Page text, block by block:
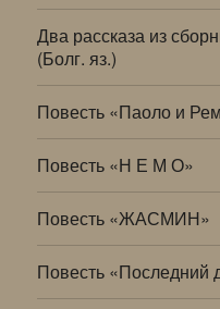
Два рассказа из
(Болг. яз.)
Повесть «Паоло и
Повесть «Н Е М О»
Повесть «ЖАСМИН»
Повесть «Последний